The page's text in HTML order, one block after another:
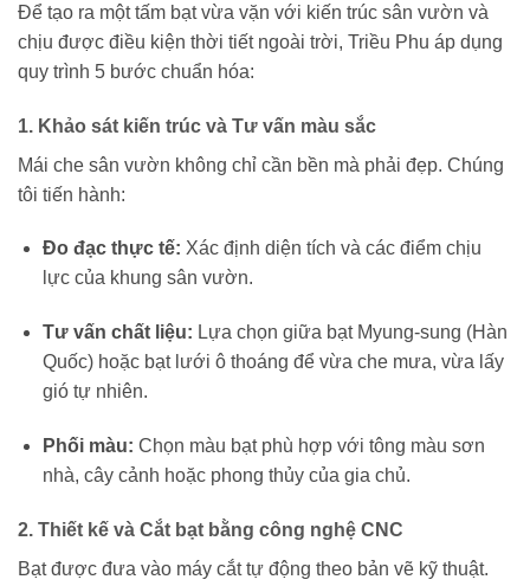
Để tạo ra một tấm bạt vừa vặn với kiến trúc sân vườn và
chịu được điều kiện thời tiết ngoài trời, Triều Phu áp dụng
quy trình 5 bước chuẩn hóa:
1. Khảo sát kiến trúc và Tư vấn màu sắc
Mái che sân vườn không chỉ cần bền mà phải đẹp. Chúng
tôi tiến hành:
Đo đạc thực tế: Xác định diện tích và các điểm chịu
lực của khung sân vườn.
Tư vấn chất liệu: Lựa chọn giữa bạt Myung-sung (Hàn
Quốc) hoặc bạt lưới ô thoáng để vừa che mưa, vừa lấy
gió tự nhiên.
Phối màu: Chọn màu bạt phù hợp với tông màu sơn
nhà, cây cảnh hoặc phong thủy của gia chủ.
2. Thiết kế và Cắt bạt bằng công nghệ CNC
Bạt được đưa vào máy cắt tự động theo bản vẽ kỹ thuật.